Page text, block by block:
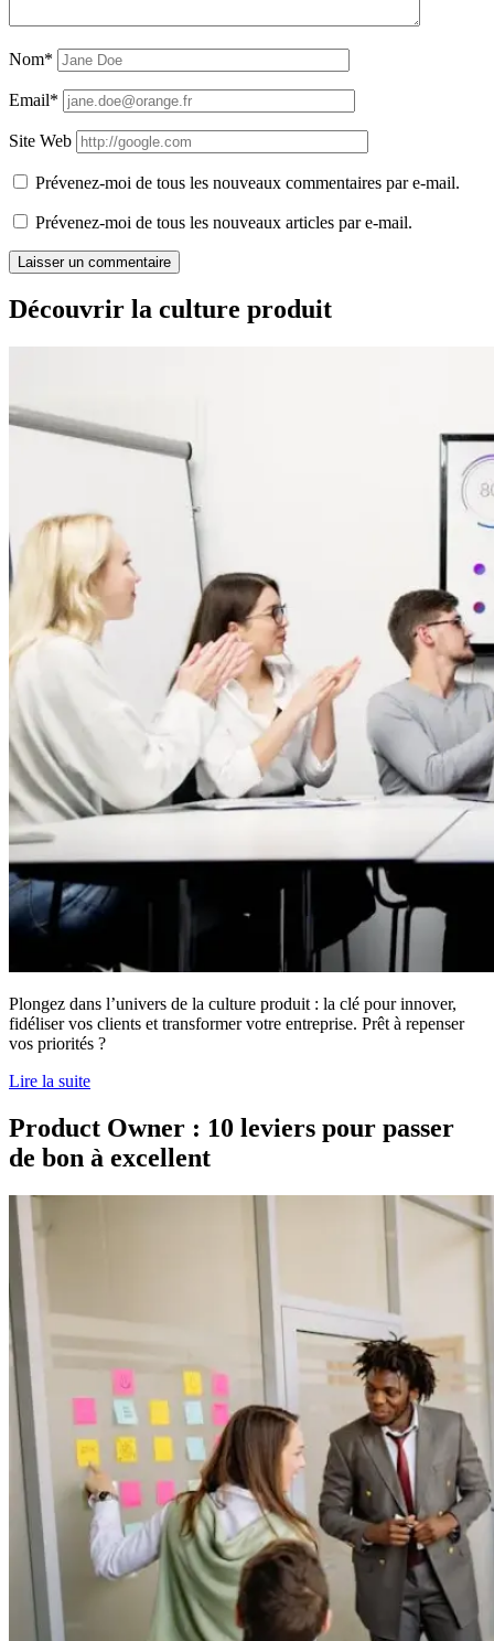
Nom*
Email*
Site Web
Prévenez-moi de tous les nouveaux commentaires par e-mail.
Prévenez-moi de tous les nouveaux articles par e-mail.
Découvrir la culture produit
Plongez dans l’univers de la culture produit : la clé pour innover,
fidéliser vos clients et transformer votre entreprise. Prêt à repenser
vos priorités ?
Lire la suite
Product Owner : 10 leviers pour passer
de bon à excellent